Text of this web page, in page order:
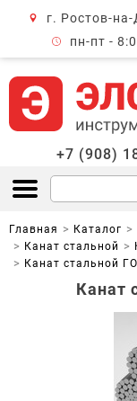
г. Ростов-
пн-пт -
+7 (908)
Открыть меню
Главная Каталог
Канат стальной
Канат стальной
Канат